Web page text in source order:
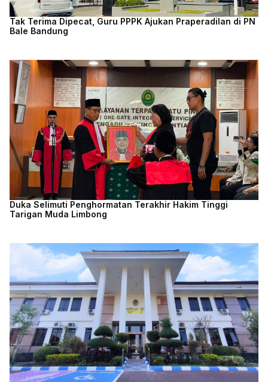
Tak Terima Dipecat, Guru PPPK Ajukan Praperadilan di PN
Bale Bandung
Duka Selimuti Penghormatan Terakhir Hakim Tinggi
Tarigan Muda Limbong